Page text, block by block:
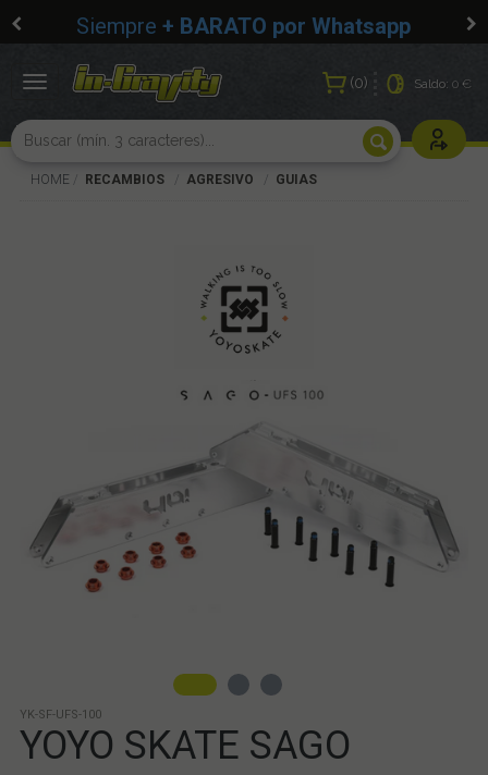
Siempre + BARATO por Whatsapp
0 Saldo:0 €
Usuarios
Toggle
HOME RECAMBIOS AGRESIVO GUIAS
YK-SF-UFS-100
YOYO SKATE SAGO